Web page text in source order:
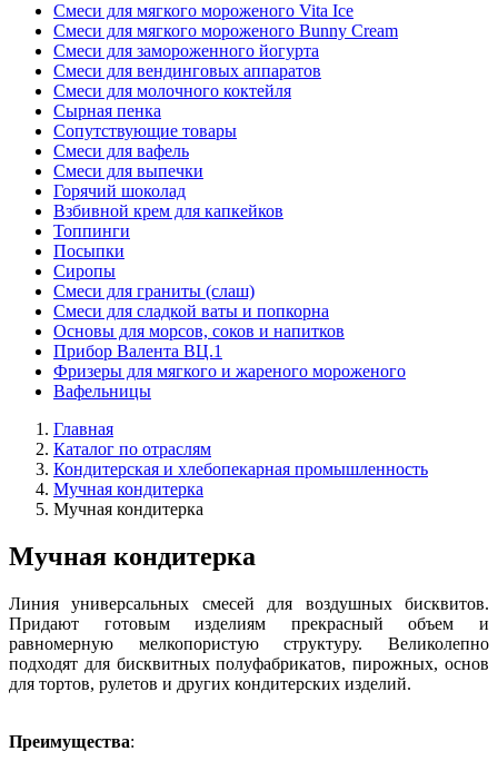
Смеси для мягкого мороженого Vita Ice
Смеси для мягкого мороженого Bunny Cream
Смеси для замороженного йогурта
Смеси для вендинговых аппаратов
Смеси для молочного коктейля
Сырная пенка
Сопутствующие товары
Смеси для вафель
Смеси для выпечки
Горячий шоколад
Взбивной крем для капкейков
Топпинги
Посыпки
Сиропы
Смеси для граниты (слаш)
Смеси для сладкой ваты и попкорна
Основы для морсов, соков и напитков
Прибор Валента ВЦ.1
Фризеры для мягкого и жареного мороженого
Вафельницы
Главная
Каталог по отраслям
Кондитерская и хлебопекарная промышленность
Мучная кондитерка
Мучная кондитерка
Мучная кондитерка
Линия универсальных смесей для воздушных бисквитов.
Придают готовым изделиям прекрасный объем и
равномерную мелкопористую структуру. Великолепно
подходят для бисквитных полуфабрикатов, пирожных, основ
для тортов, рулетов и других кондитерских изделий.
Преимущества: